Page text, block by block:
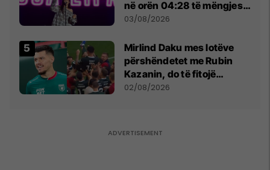
në orën 04:28 të mëngjesit
- dhe bota digjitale serbe
03/08/2026
Mirlind Daku mes lotëve
përshëndetet me Rubin
Kazanin, do të fitojë
miliona te Spartak Moska
02/08/2026